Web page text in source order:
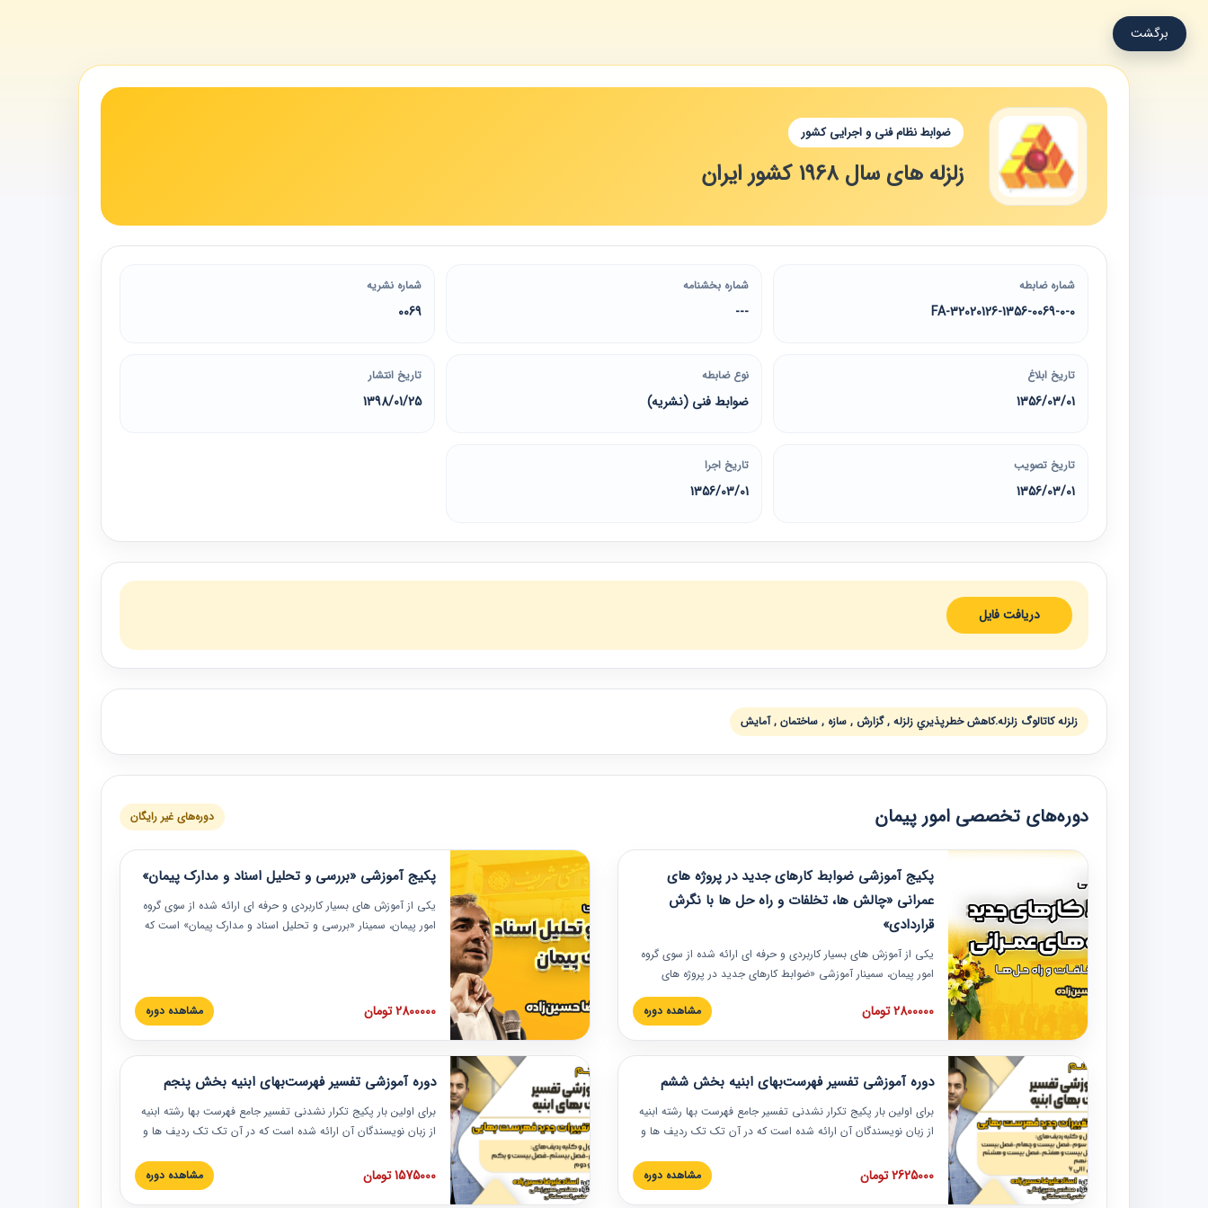
برگشت
ضوابط نظام فنی و اجرایی کشور
زلزله های سال 1968 کشور ایران
شماره ضابطه
32020126-1356-0069-0-0-FA
شماره بخشنامه
---
شماره نشریه
0069
تاریخ ابلاغ
1356/03/01
نوع ضابطه
ضوابط فنی (نشریه)
تاریخ انتشار
1398/01/25
تاریخ تصویب
1356/03/01
تاریخ اجرا
1356/03/01
دریافت فایل
زلزله كاتالوگ زلزله.كاهش خطرپذيري زلزله , گزارش , سازه , ساختمان , آمايش
دوره‌های تخصصی امور پیمان دوره‌های غیر رایگان
پکیج آموزشی ضوابط کارهای جدید در پروژه های
عمرانی «چالش ها، تخلفات و راه حل ها با نگرش
قراردادی»
یکی از آموزش‏‏‏‏‏‏ های بسیار کاربردی و حرفه‏ ای ارائه شده از سوی گروه
امور پیمان، سمینار آموزشی «ضوابط کارهای جدید در پروژه های
عمرانی» چالش ها، تخلفات و راه حل ها با نگرش قراردادی است که
در محل سندیکای شرکت های ساختمانی کشور ارائه شد. در این
به همراه تجربیات عملی ارائه شده است.
2800000 تومان مشاهده دوره
پکیج آموزشی «بررسی و تحلیل اسناد و مدارک پیمان»
یکی از آموزش‏‏‏‏‏‏ های بسیار کاربردی و حرفه‏ ای ارائه شده از سوی گروه
امور پیمان، سمینار «بررسی و تحلیل اسناد و مدارک پیمان» است که
عملی در این خصوص ارائه شده است.
2800000 تومان مشاهده دوره
دوره آموزشی تفسیر فهرست‌بهای ابنیه بخش ششم
برای اولین بار پکیج تکرار نشدنی تفسیر جامع فهرست بها رشته ابنیه
از زبان نویسندگان آن ارائه شده است که در آن تک تک ردیف ها و
تصویری بوده و به همراه تصاویر عملیات اجرایی مرتبط با ردیف های
فهرست بها ارائه شده است. این دوره با کلام مهندس
2625000 تومان مشاهده دوره
دوره آموزشی تفسیر فهرست‌بهای ابنیه بخش پنجم
برای اولین بار پکیج تکرار نشدنی تفسیر جامع فهرست بها رشته ابنیه
از زبان نویسندگان آن ارائه شده است که در آن تک تک ردیف ها و
تصویری بوده و به همراه تصاویر عملیات اجرایی مرتبط با ردیف های
فهرست بها ارائه شده است. این دوره با کلام مهندس
1575000 تومان مشاهده دوره